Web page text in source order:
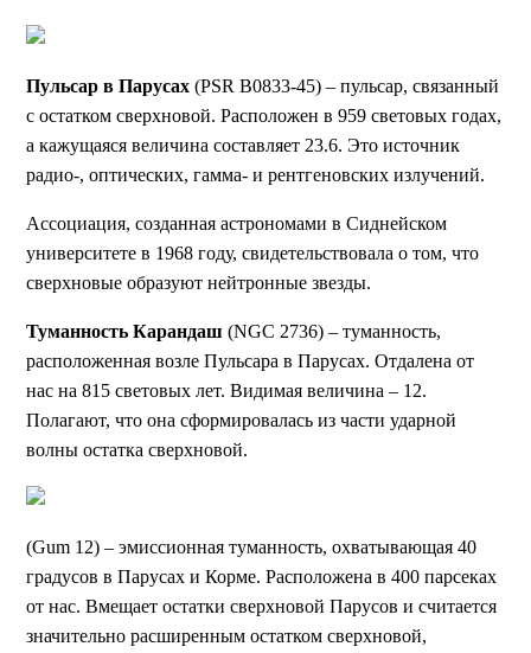
Пульсар в Парусах (PSR B0833-45) – пульсар, связанный
с остатком сверхновой. Расположен в 959 световых годах,
а кажущаяся величина составляет 23.6. Это источник
радио-, оптических, гамма- и рентгеновских излучений.
Ассоциация, созданная астрономами в Сиднейском
университете в 1968 году, свидетельствовала о том, что
сверхновые образуют нейтронные звезды.
Туманность Карандаш (NGC 2736) – туманность,
расположенная возле Пульсара в Парусах. Отдалена от
нас на 815 световых лет. Видимая величина – 12.
Полагают, что она сформировалась из части ударной
волны остатка сверхновой.
(Gum 12) – эмиссионная туманность, охватывающая 40
градусов в Парусах и Корме. Расположена в 400 парсеках
от нас. Вмещает остатки сверхновой Парусов и считается
значительно расширенным остатком сверхновой,